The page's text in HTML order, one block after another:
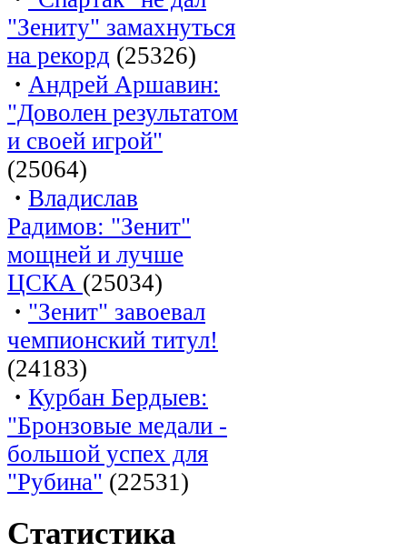
"Зениту" замахнуться
на рекорд (25326)
· Андрей Аршавин:
"Доволен результатом
и своей игрой"
(25064)
· Владислав
Радимов: "Зенит"
мощней и лучше
ЦСКА (25034)
· "Зенит" завоевал
чемпионский титул!
(24183)
· Курбан Бердыев:
"Бронзовые медали -
большой успех для
"Рубина" (22531)
Статистика